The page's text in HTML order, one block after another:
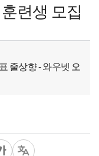
훈련생 모집
줄상향 - 와우넷 오